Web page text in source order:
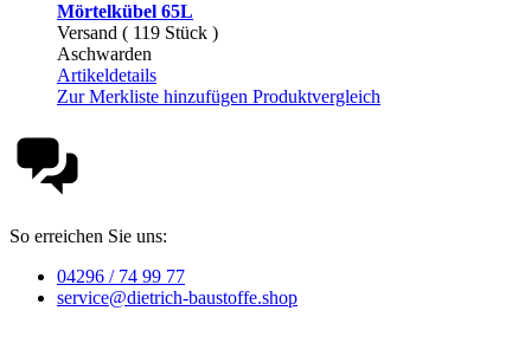
Mörtelkübel 65L
Versand ( 119 Stück )
Aschwarden
Artikeldetails
Zur Merkliste hinzufügen Produktvergleich
So erreichen Sie uns:
04296 / 74 99 77
service@dietrich-baustoffe.shop